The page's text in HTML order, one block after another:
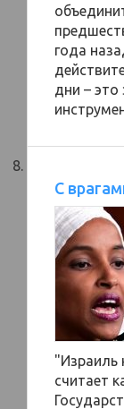
года
дни – это
С
"Израиль
считает